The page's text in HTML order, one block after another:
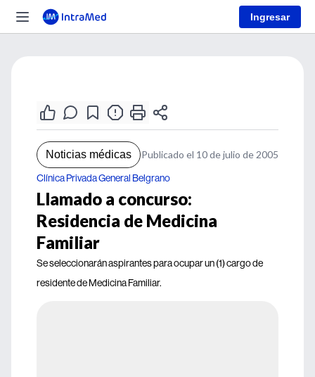
Ingresar
Noticias médicas Publicado el 10 de julio de 2005
Clínica Privada General Belgrano
Llamado a concurso:
Residencia de Medicina
Familiar
Se seleccionarán aspirantes para ocupar un (1) cargo de
residente de Medicina Familiar.